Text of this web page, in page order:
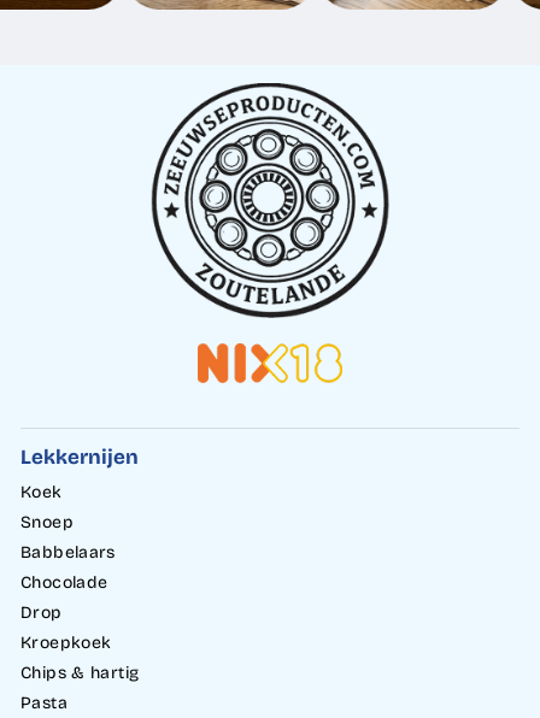
Lekkernijen
Koek
Snoep
Babbelaars
Chocolade
Drop
Kroepkoek
Chips & hartig
Pasta